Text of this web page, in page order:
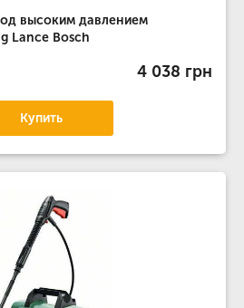
высоким давлением
Lance Bosch
4 038 грн
Купить